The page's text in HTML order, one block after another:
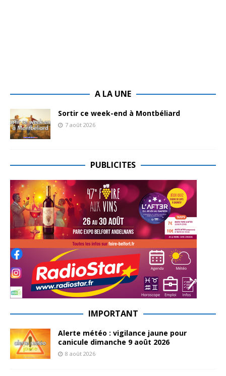
A LA UNE
Sortir ce week-end à Montbéliard
7 août 2026
PUBLICITES
IMPORTANT
Alerte météo : vigilance jaune pour
canicule dimanche 9 août 2026
8 août 2026